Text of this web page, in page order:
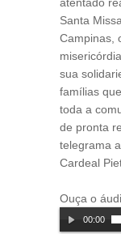
Santa
Campinas,
sua
famílias
toda a
de pronta
telegrama
Cardeal
Ouça o
00:00